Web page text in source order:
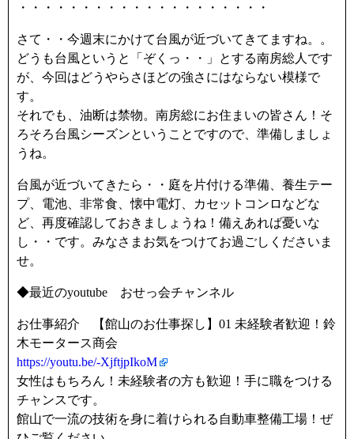
・・・・・・・・・・・・・・・・・・・・
さて・・今週末にかけて台風が近づいてきてますね。。
どうも台風というと「ぞくっ・・」とする南房総人です
が、今回はどうやらさほどの強さにはならない模様で
す。
それでも、油断は禁物。南房総にお住まいの皆さん！そ
ろそろ台風シーズンということですので、準備しましょ
うね。
台風が近づいてきたら・・庭を片付ける準備、養生テー
プ、電池、非常食、懐中電灯、カセットコンロなどな
ど、再度確認しておきましょうね！備えあれば憂いな
し・・です。みなさまお気をつけてお過ごしくださいま
せ。
◆最近のyoutube おせっ会チャンネル
お仕事紹介 【館山のお仕事探し】01 未経験者歓迎！鈴
木モータース商会
https://youtu.be/-XjftjpIkoM
女性はもちろん！未経験者の方も歓迎！手に職をつける
チャンスです。
館山で一流の技術を身に着けられる自動車整備工場！ぜ